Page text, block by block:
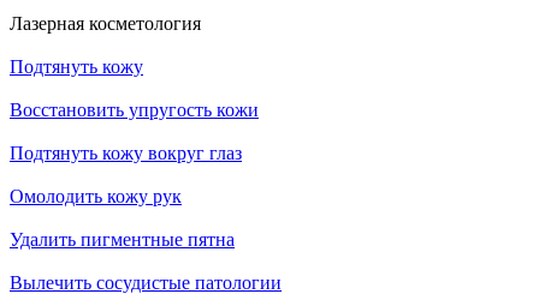
Лазерная косметология
Подтянуть кожу
Восстановить упругость кожи
Подтянуть кожу вокруг глаз
Омолодить кожу рук
Удалить пигментные пятна
Вылечить сосудистые патологии